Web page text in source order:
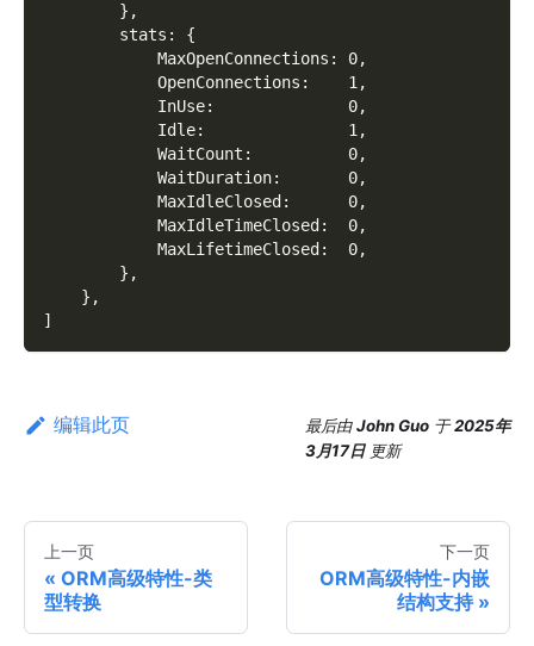
        },
        stats: {
            MaxOpenConnections: 0,
            OpenConnections:    1,
            InUse:              0,
            Idle:               1,
            WaitCount:          0,
            WaitDuration:       0,
            MaxIdleClosed:      0,
            MaxIdleTimeClosed:  0,
            MaxLifetimeClosed:  0,
        },
    },
]
编辑此页 最后由John Guo 于2025年
3月17日 更新
上一页
ORM高级特性-类
型转换
下一页
ORM高级特性-内嵌
结构支持